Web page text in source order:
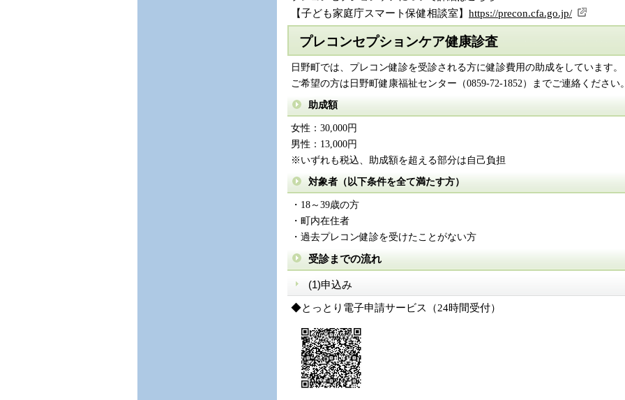
【子ども家庭庁スマート保健相談室】 https://precon.cfa.go.jp/
プレコンセプションケア健康診査
日野町では、プレコン健診を受診される方に健診費用の助成をしています。
ご希望の方は日野町健康福祉センター（0859-72-1852）までご連絡ください
助成額
女性：30,000円
男性：13,000円
※いずれも税込、助成額を超える部分は自己負担
対象者（以下条件を全て満たす方）
・18～39歳の方
・町内在住者
・過去プレコン健診を受けたことがない方
受診までの流れ
(1)申込み
◆とっとり電子申請サービス（24時間受付）